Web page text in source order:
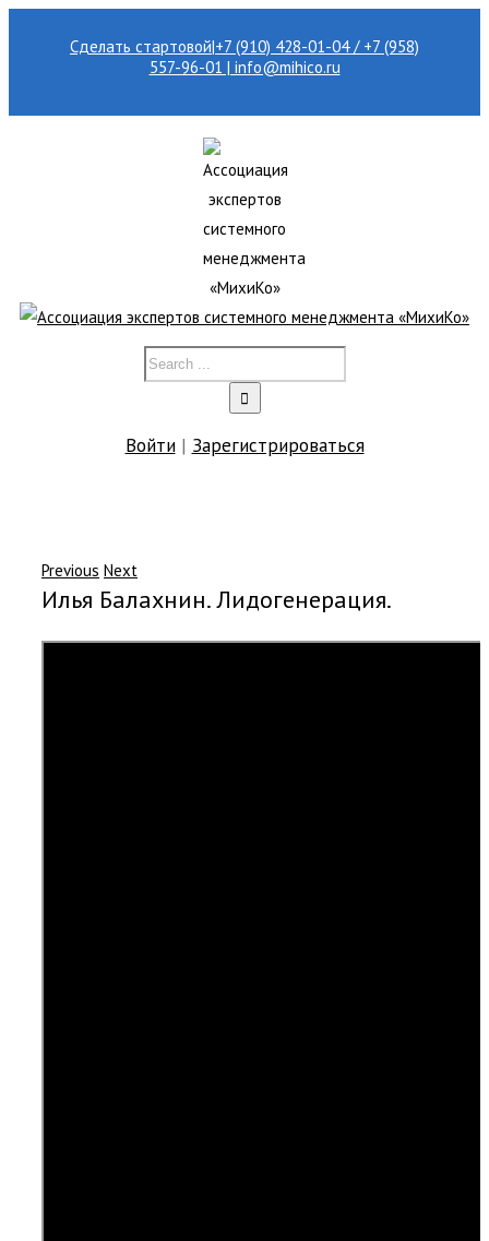
Сделать стартовой|+7 (910) 428-01-04 / +7 (958)
557-96-01 | info@mihico.ru
Войти| Зарегистрироваться
Previous Next
Илья Балахнин. Лидогенерация.